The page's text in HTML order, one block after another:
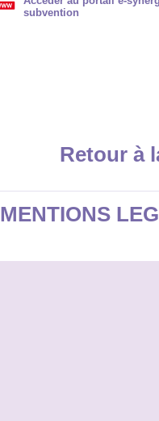
subvention
Retour à
MENTIONS